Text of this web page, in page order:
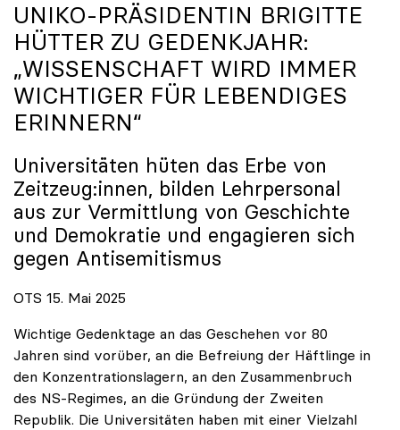
UNIKO-PRÄSIDENTIN BRIGITTE
HÜTTER ZU GEDENKJAHR:
„WISSENSCHAFT WIRD IMMER
WICHTIGER FÜR LEBENDIGES
ERINNERN“
Universitäten hüten das Erbe von
Zeitzeug:innen, bilden Lehrpersonal
aus zur Vermittlung von Geschichte
und Demokratie und engagieren sich
gegen Antisemitismus
OTS 15. Mai 2025
Wichtige Gedenktage an das Geschehen vor 80
Jahren sind vorüber, an die Befreiung der Häftlinge in
den Konzentrationslagern, an den Zusammenbruch
des NS-Regimes, an die Gründung der Zweiten
Republik. Die Universitäten haben mit einer Vielzahl